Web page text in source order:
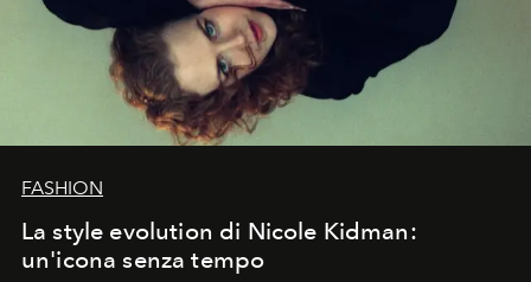
FASHION
La style evolution di Nicole Kidman:
un'icona senza tempo